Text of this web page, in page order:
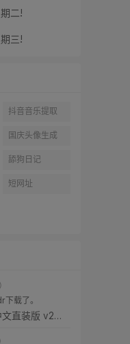
期 二!
期 三!
AI(18)
永久激活
win10(10)
kms激活(14)
图形图像(13)